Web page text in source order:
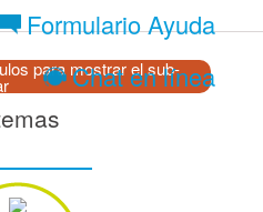
Formulario Ayuda
Chat en línea
para mostrar el sub-